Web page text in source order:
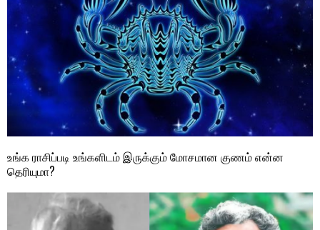
உங்க ராசிப்படி உங்களிடம் இருக்கும் மோசமான குணம் என்ன
தெரியுமா?